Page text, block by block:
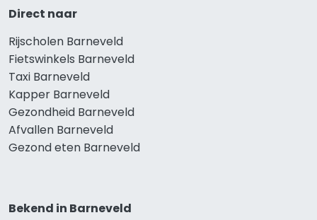
Direct naar
Rijscholen Barneveld
Fietswinkels Barneveld
Taxi Barneveld
Kapper Barneveld
Gezondheid Barneveld
Afvallen Barneveld
Gezond eten Barneveld
Bekend in Barneveld